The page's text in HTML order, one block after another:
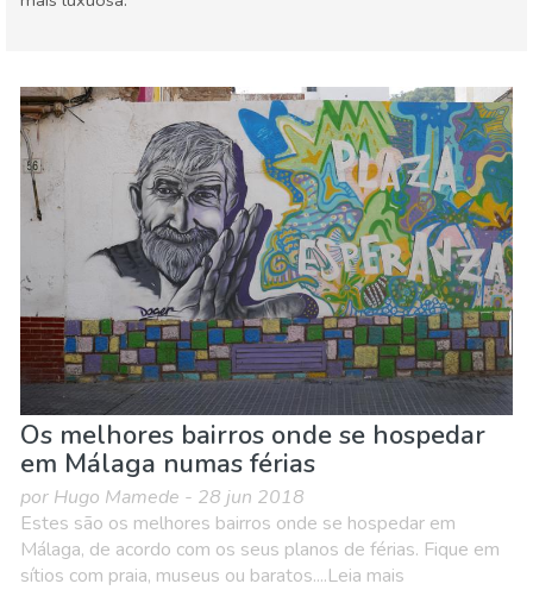
Comida & Restaurantes
Compras
Crianças & família
Desportos e aventura
Eventos locais
Museu & Arte
Natureza e ar livre
Noite
Onde ficar Praias
Os melhores bairros onde se hospedar
em Málaga numas férias
por Hugo Mamede - 28 jun 2018
Estes são os melhores bairros onde se hospedar em
Málaga, de acordo com os seus planos de férias. Fique em
sítios com praia, museus ou baratos....Leia mais